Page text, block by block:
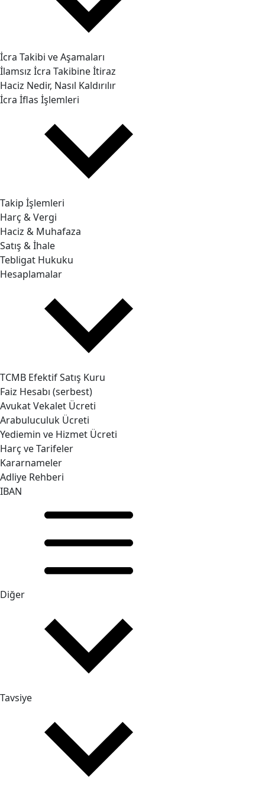
İcra Takibi ve Aşamaları
İlamsız İcra Takibine İtiraz
Haciz Nedir, Nasıl Kaldırılır
İcra İflas İşlemleri
Takip İşlemleri
Harç & Vergi
Haciz & Muhafaza
Satış & İhale
Tebligat Hukuku
Hesaplamalar
TCMB Efektif Satış Kuru
Faiz Hesabı (serbest)
Avukat Vekalet Ücreti
Arabuluculuk Ücreti
Yediemin ve Hizmet Ücreti
Harç ve Tarifeler
Kararnameler
Adliye Rehberi
IBAN
Diğer
Tavsiye